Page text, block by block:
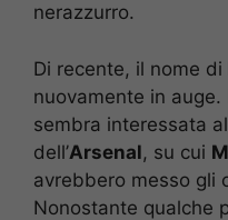
nerazzurro.
Di recente, il nome di
nuovamente in auge.
sembra interessata
dell’Arsenal, su cui
avrebbero messo gli
Nonostante qualche